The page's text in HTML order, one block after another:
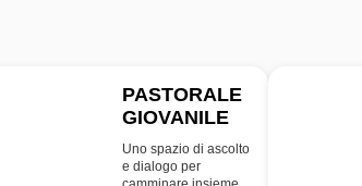
PASTORALE
GIOVANILE
Uno spazio di ascolto
e dialogo per